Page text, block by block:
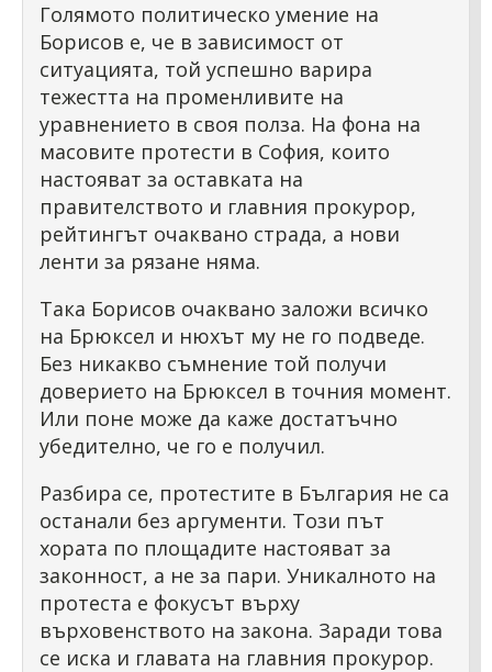
Голямото политическо умение на
Борисов е, че в зависимост от
ситуацията, той успешно варира
тежестта на променливите на
уравнението в своя полза. На фона на
масовите протести в София, които
настояват за оставката на
правителството и главния прокурор,
рейтингът очаквано страда, а нови
ленти за рязане няма.
Така Борисов очаквано заложи всичко
на Брюксел и нюхът му не го подведе.
Без никакво съмнение той получи
доверието на Брюксел в точния момент.
Или поне може да каже достатъчно
убедително, че го е получил.
Разбира се, протестите в България не са
останали без аргументи. Този път
хората по площадите настояват за
законност, а не за пари. Уникалното на
протеста е фокусът върху
върховенството на закона. Заради това
се иска и главата на главния прокурор.